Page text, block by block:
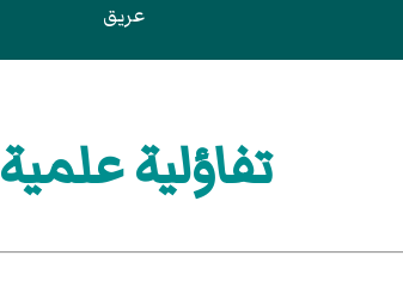
عريق
تفاؤلية علمية